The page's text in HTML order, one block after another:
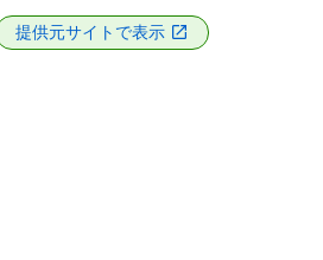
提供元サイトで表示